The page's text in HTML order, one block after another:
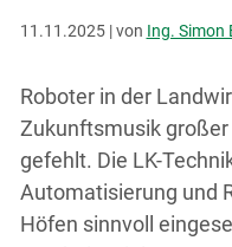
11.11.2025 | von Ing. Simon
Roboter in der
Zukunftsmusik
gefehlt. Die LK-
Automatisierung und
Höfen sinnvoll